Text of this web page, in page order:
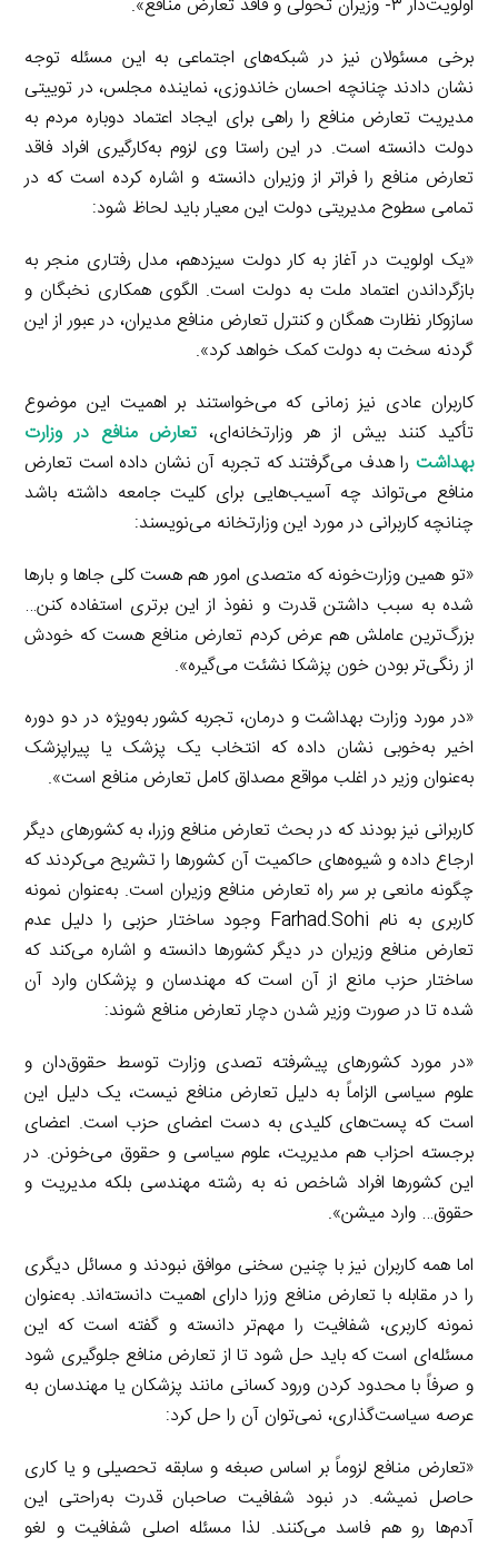
اولویت‌دار ۳- وزیران تحولی و فاقد تعارض منافع».
برخی مسئولان نیز در شبکه‌های اجتماعی به این مسئله توجه
نشان دادند چنانچه احسان خاندوزی، نماینده مجلس، در توییتی
مدیریت تعارض منافع را راهی برای ایجاد اعتماد دوباره مردم به
دولت دانسته است. در این راستا وی لزوم به‌کارگیری افراد فاقد
تعارض منافع را فراتر از وزیران دانسته و اشاره کرده است که در
تمامی سطوح مدیریتی دولت این معیار باید لحاظ شود:
«یک اولویت در آغاز به کار دولت سیزدهم، مدل رفتاری منجر به
بازگرداندن اعتماد ملت به دولت است. الگوی همکاری نخبگان و
سازوکار نظارت همگان و کنترل تعارض منافع مدیران، در عبور از این
گردنه سخت به دولت کمک خواهد کرد».
کاربران عادی نیز زمانی که می‌خواستند بر اهمیت این موضوع
تأکید کنند بیش از هر وزارتخانه‌ای، تعارض منافع در وزارت
بهداشت را هدف می‌گرفتند که تجربه آن نشان داده است تعارض
منافع می‌تواند چه آسیب‌هایی برای کلیت جامعه داشته باشد
چنانچه کاربرانی در مورد این وزارتخانه می‌نویسند:
«تو همین وزارت‌خونه که متصدی امور هم هست کلی جاها و بارها
شده به سبب داشتن قدرت و نفوذ از این برتری استفاده کنن…
بزرگ‌ترین عاملش هم عرض کردم تعارض منافع هست که خودش
از رنگی‌تر بودن خون پزشکا نشئت می‌گیره».
«در مورد وزارت بهداشت و درمان، تجربه کشور به‌ویژه در دو دوره
اخیر به‌خوبی نشان داده که انتخاب یک پزشک یا پیراپزشک
به‌عنوان وزیر در اغلب مواقع مصداق کامل تعارض منافع است».
کاربرانی نیز بودند که در بحث تعارض منافع وزرا، به کشورهای دیگر
ارجاع داده و شیوه‌های حاکمیت آن کشورها را تشریح می‌کردند که
چگونه مانعی بر سر راه تعارض منافع وزیران است. به‌عنوان نمونه
کاربری به نام Farhad.Sohi وجود ساختار حزبی را دلیل عدم
تعارض منافع وزیران در دیگر کشورها دانسته و اشاره می‌کند که
ساختار حزب مانع از آن است که مهندسان و پزشکان وارد آن
شده تا در صورت وزیر شدن دچار تعارض منافع شوند:
«در مورد کشورهای پیشرفته تصدی وزارت توسط حقوق‌دان و
علوم سیاسی الزاماً به دلیل تعارض منافع نیست، یک دلیل این
است که پست‌های کلیدی به دست اعضای حزب است. اعضای
برجسته احزاب هم مدیریت، علوم سیاسی و حقوق می‌خونن. در
این کشورها افراد شاخص نه به رشته مهندسی بلکه مدیریت و
حقوق… وارد میشن».
اما همه کاربران نیز با چنین سخنی موافق نبودند و مسائل دیگری
را در مقابله با تعارض منافع وزرا دارای اهمیت دانسته‌اند. به‌عنوان
نمونه کاربری، شفافیت را مهم‌تر دانسته و گفته است که این
مسئله‌ای است که باید حل شود تا از تعارض منافع جلوگیری شود
و صرفاً با محدود کردن ورود کسانی مانند پزشکان یا مهندسان به
عرصه سیاست‌گذاری، نمی‌توان آن را حل کرد:
«تعارض منافع لزوماً بر اساس صبغه و سابقه تحصیلی و یا کاری
حاصل نمیشه. در نبود شفافیت صاحبان قدرت به‌راحتی این
آدم‌ها رو هم فاسد می‌کنند. لذا مسئله اصلی شفافیت و لغو